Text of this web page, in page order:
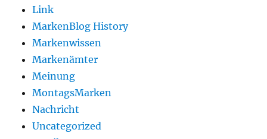
Link
MarkenBlog History
Markenwissen
Markenämter
Meinung
MontagsMarken
Nachricht
Uncategorized